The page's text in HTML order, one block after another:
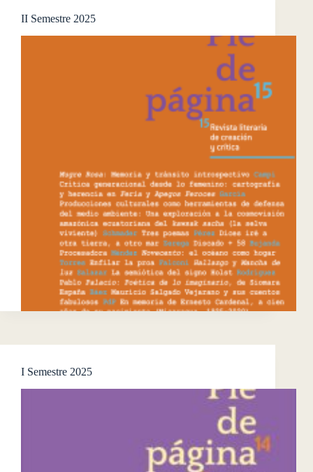
II Semestre 2025
I Semestre 2025